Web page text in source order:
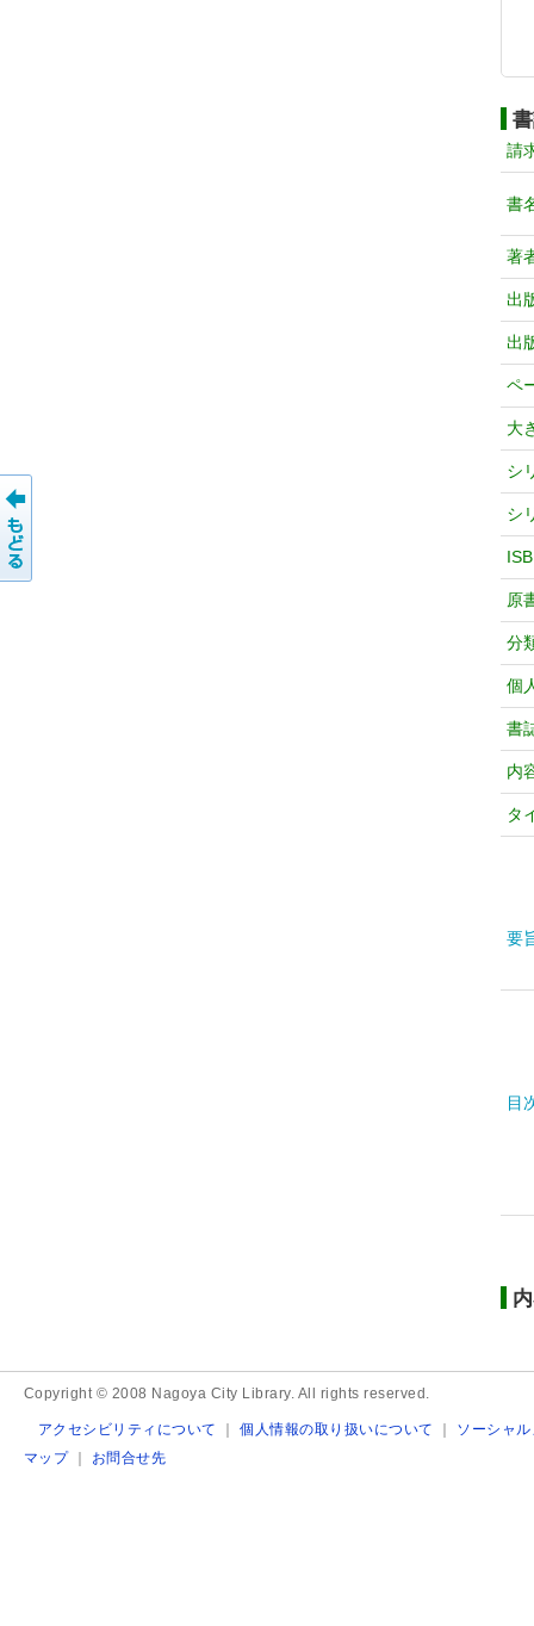
請
書
著
出
出
ペ
大
シ
シ
原
分
個
書
内
タ
要
目
Copyright © 2008 Nagoya City Library. All rights reserved.
アクセシビリティについて ｜個人情報の取り扱いについて ｜ ソーシャ
マップ｜ お問合せ先